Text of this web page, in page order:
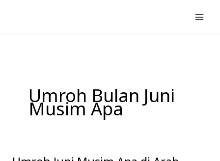
konten
Umroh Bulan Juni
Musim Apa